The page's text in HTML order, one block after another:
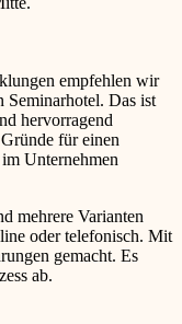
empfehlen wir
Seminarhotel. Das ist
hervorragend
für einen
Unternehmen
mehrere Varianten
oder telefonisch. Mit
gemacht. Es
ab.